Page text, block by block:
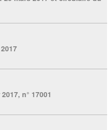
n° 17001